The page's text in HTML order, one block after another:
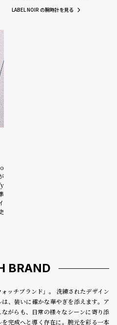
LABEL NOIR の腕時計を見る
BRAND
ッチブランド」。 洗練されたデザイン
、装いに確かな華やぎを添えます。ア
がらも、日常の様々なシーンに寄り添
完成へと導く存在に。腕元を彩る一本